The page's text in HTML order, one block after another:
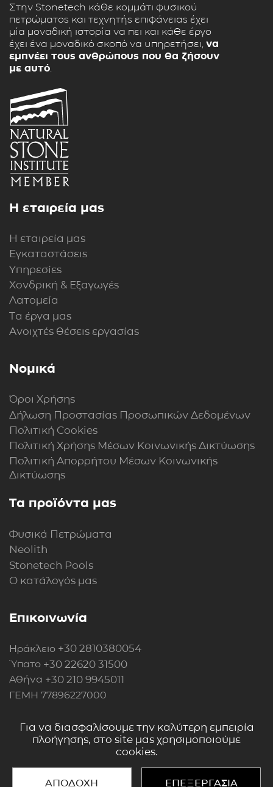
Για να διασφαλίσουμε την καλύτερη εμπειρία
πλοήγησης, στο site μας χρησιμοποιούμε
cookies.
ΑΠΟΔΟΧΗ ΕΠΕΞΕΡΓΑΣΙΑ
Στην Stonetech κάθε κομμάτι φυσικού
πετρώματος και τεχνητής επιφάνειας έχει
μία μοναδική ιστορία να πει και κάθε έργο
έχει ένα μοναδικό σκοπό να υπηρετήσει, να
εμπνέει τους ανθρώπους που θα ζήσουν
με αυτό
Η εταιρεία μας
Η εταιρεία μας
Εγκαταστάσεις
Υπηρεσίες
Χονδρική & Εξαγωγές
Λατομεία
Τα έργα μας
Ανοιχτές θέσεις εργασίας
Νομικά
Όροι Χρήσης
Δήλωση Προστασίας Προσωπικών Δεδομένων
Πολιτική Cookies
Πολιτική Xρήσης Mέσων Kοινωνικής Δικτύωσης
Πολιτική Απορρήτου Μέσων Κοινωνικής
Δικτύωσης
Τα προϊόντα μας
Φυσικά Πετρώματα
Neolith
Stonetech Pools
Ο κατάλογός μας
Επικοινωνία
Ηράκλειο +30 2810380054
Ύπατο +30 22620 31500
Αθήνα +30 210 9945011
ΓΕΜΗ 77896227000
Περισσότερα στοιχεία